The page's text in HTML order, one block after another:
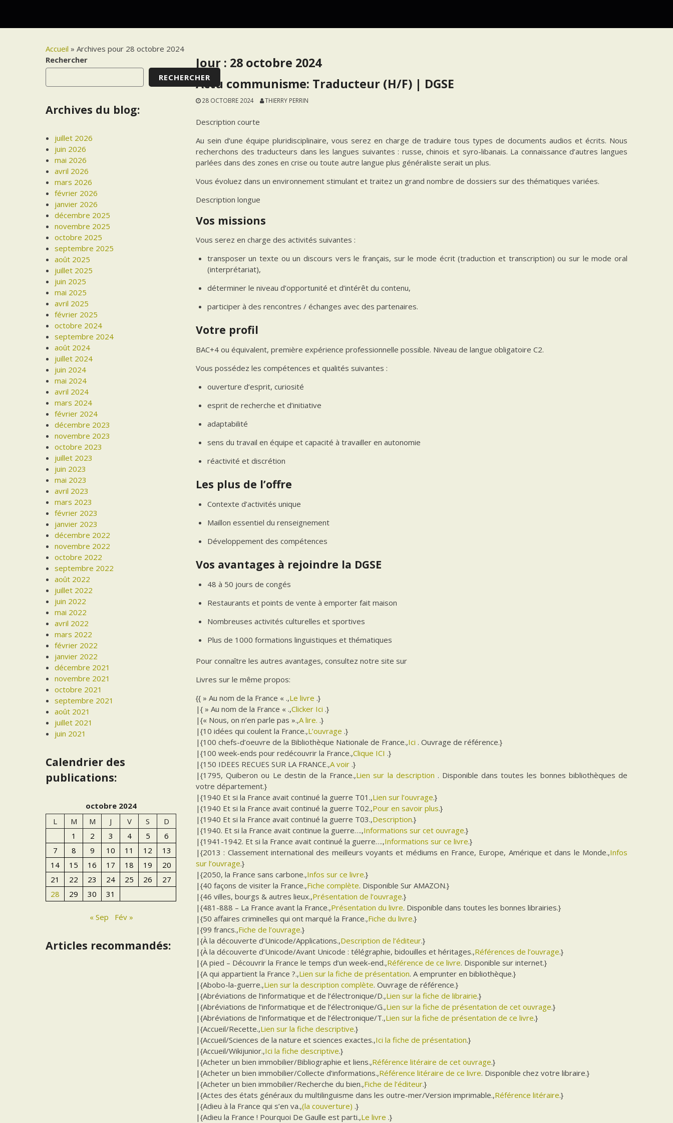
Accueil »Archives pour 28 octobre 2024
Jour : 28 octobre 2024
Actu communisme: Traducteur (H/F) | DGSE
28 OCTOBRE 2024 THIERRY PERRIN
Description courte
Au sein d’une équipe pluridisciplinaire, vous serez en charge de traduire tous types de documents audios et écrits. Nous
recherchons des traducteurs dans les langues suivantes : russe, chinois et syro-libanais. La connaissance d’autres langues
parlées dans des zones en crise ou toute autre langue plus généraliste serait un plus.
Vous évoluez dans un environnement stimulant et traitez un grand nombre de dossiers sur des thématiques variées.
Description longue
Vos missions
Vous serez en charge des activités suivantes :
transposer un texte ou un discours vers le français, sur le mode écrit (traduction et transcription) ou sur le mode oral
(interprétariat),
déterminer le niveau d’opportunité et d’intérêt du contenu,
participer à des rencontres / échanges avec des partenaires.
Votre profil
BAC+4 ou équivalent, première expérience professionnelle possible. Niveau de langue obligatoire C2.
Vous possédez les compétences et qualités suivantes :
ouverture d’esprit, curiosité
esprit de recherche et d’initiative
adaptabilité
sens du travail en équipe et capacité à travailler en autonomie
réactivité et discrétion
Les plus de l’offre
Contexte d’activités unique
Maillon essentiel du renseignement
Développement des compétences
Vos avantages à rejoindre la DGSE
48 à 50 jours de congés
Restaurants et points de vente à emporter fait maison
Nombreuses activités culturelles et sportives
Plus de 1000 formations linguistiques et thématiques
Pour connaître les autres avantages, consultez notre site sur
Livres sur le même propos:
{{ » Au nom de la France « .,Le livre .}
|{ » Au nom de la France « .,Clicker Ici .}
|{« Nous, on n’en parle pas ».,A lire. .}
|{10 idées qui coulent la France.,L’ouvrage .}
|{100 chefs-d’oeuvre de la Bibliothèque Nationale de France.,Ici . Ouvrage de référence.}
|{100 week-ends pour redécouvrir la France.,Clique ICI .}
|{150 IDEES RECUES SUR LA FRANCE.,A voir .}
|{1795, Quiberon ou Le destin de la France.,Lien sur la description . Disponible dans toutes les bonnes bibliothèques de
votre département.}
|{1940 Et si la France avait continué la guerre T01.,Lien sur l’ouvrage.}
|{1940 Et si la France avait continué la guerre T02.,Pour en savoir plus.}
|{1940 Et si la France avait continué la guerre T03.,Description.}
|{1940. Et si la France avait continue la guerre….,Informations sur cet ouvrage.}
|{1941-1942. Et si la France avait continué la guerre….,Informations sur ce livre.}
|{2013 : Classement international des meilleurs voyants et médiums en France, Europe, Amérique et dans le Monde.,Infos
sur l’ouvrage.}
|{2050, la France sans carbone.,Infos sur ce livre.}
|{40 façons de visiter la France.,Fiche complète. Disponible Sur AMAZON.}
|{46 villes, bourgs & autres lieux.,Présentation de l’ouvrage.}
|{481-888 – La France avant la France.,Présentation du livre. Disponible dans toutes les bonnes librairies.}
|{50 affaires criminelles qui ont marqué la France.,Fiche du livre.}
|{99 francs.,Fiche de l’ouvrage.}
|{À la découverte d’Unicode/Applications.,Description de l’éditeur.}
|{À la découverte d’Unicode/Avant Unicode : télégraphie, bidouilles et héritages.,Références de l’ouvrage.}
|{A pied – Découvrir la France le temps d’un week-end.,Référence de ce livre. Disponible sur internet.}
|{A qui appartient la France ?.,Lien sur la fiche de présentation. A emprunter en bibliothèque.}
|{Abobo-la-guerre.,Lien sur la description complète. Ouvrage de référence.}
|{Abréviations de l’informatique et de l’électronique/D.,Lien sur la fiche de librairie.}
|{Abréviations de l’informatique et de l’électronique/G.,Lien sur la fiche de présentation de cet ouvrage.}
|{Abréviations de l’informatique et de l’électronique/T.,Lien sur la fiche de présentation de ce livre.}
|{Accueil/Recette.,Lien sur la fiche descriptive.}
|{Accueil/Sciences de la nature et sciences exactes.,Ici la fiche de présentation.}
|{Accueil/Wikijunior.,Ici la fiche descriptive.}
|{Acheter un bien immobilier/Bibliographie et liens.,Référence litéraire de cet ouvrage.}
|{Acheter un bien immobilier/Collecte d’informations.,Référence litéraire de ce livre. Disponible chez votre libraire.}
|{Acheter un bien immobilier/Recherche du bien.,Fiche de l’éditeur.}
|{Actes des états généraux du multilinguisme dans les outre-mer/Version imprimable.,Référence litéraire.}
|{Adieu à la France qui s’en va.,(la couverture) .}
|{Adieu la France ! Pourquoi De Gaulle est parti.,Le livre .}
Rechercher
RECHERCHER
Archives du blog:
juillet 2026
juin 2026
mai 2026
avril 2026
mars 2026
février 2026
janvier 2026
décembre 2025
novembre 2025
octobre 2025
septembre 2025
août 2025
juillet 2025
juin 2025
mai 2025
avril 2025
février 2025
octobre 2024
septembre 2024
août 2024
juillet 2024
juin 2024
mai 2024
avril 2024
mars 2024
février 2024
décembre 2023
novembre 2023
octobre 2023
juillet 2023
juin 2023
mai 2023
avril 2023
mars 2023
février 2023
janvier 2023
décembre 2022
novembre 2022
octobre 2022
septembre 2022
août 2022
juillet 2022
juin 2022
mai 2022
avril 2022
mars 2022
février 2022
janvier 2022
décembre 2021
novembre 2021
octobre 2021
septembre 2021
août 2021
juillet 2021
juin 2021
Calendrier des
publications:
octobre 2024
L
M M J V S
D
1
2 3 4 5
6
7
8 9 10 11 12
13
14
15 16 17 18 19
20
21
22 23 24 25 26
27
28
29 30 31
« Sep Fév »
Articles recommandés: